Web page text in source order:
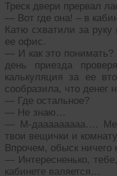
Треск двери прервал
— Вот где она! – в
Катю схватили за
ее офис.
— И как это понимать?
день приезда
калькуляция за ее
сообразила, что денег
— Где остальное?
— Не знаю…
— М-дааааааааа….
твои вещички и
Впрочем, обыск
— Интересненько,
кабинете валяется…